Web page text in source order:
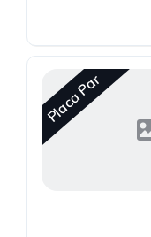
Placa Par